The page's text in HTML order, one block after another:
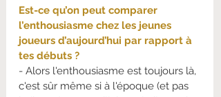
Est-ce qu’on peut comparer
l’enthousiasme chez les jeunes
joueurs d’aujourd’hui par rapport à
tes débuts ?
- Alors l'enthousiasme est toujours là,
c'est sûr même si à l'époque (et pas